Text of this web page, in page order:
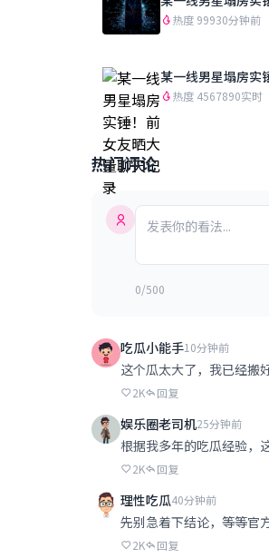
热度 99930分钟前
某一线男星塌房实
热度 4567890实时
热门评论
0/500
吃瓜小能手10分钟前
这个瓜太大了，我已经搬
2K 回复
娱乐圈老司机25分钟前
根据我多年的吃瓜经验，
2K 回复
理性吃瓜40分钟前
先别急着下结论，等等官
2K 回复